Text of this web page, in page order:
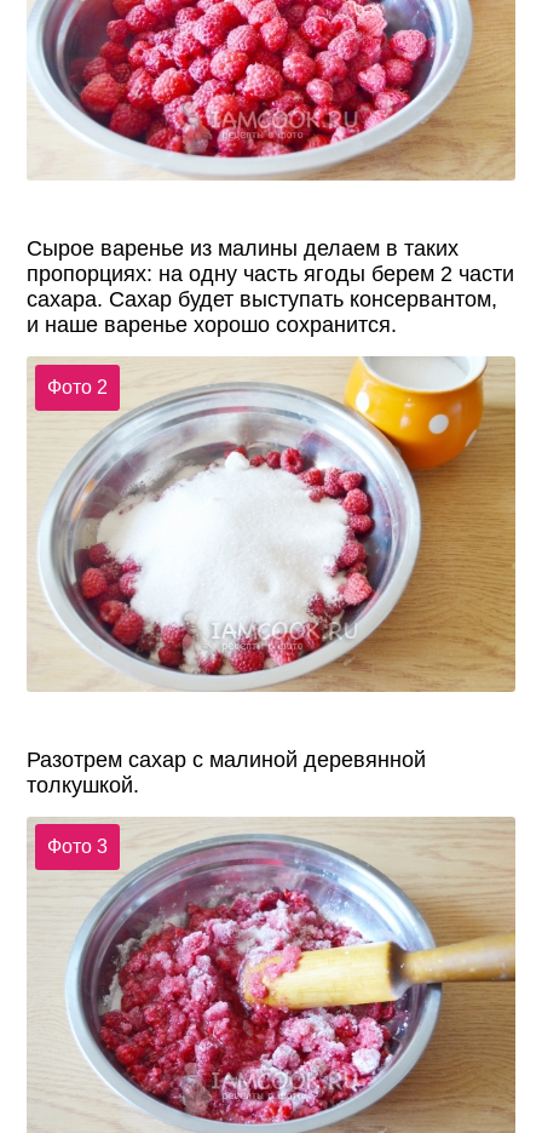
Сырое варенье из малины делаем в таких
пропорциях: на одну часть ягоды берем 2 части
сахара. Сахар будет выступать консервантом,
и наше варенье хорошо сохранится.
Фото 2
Разотрем сахар с малиной деревянной
толкушкой.
Фото 3